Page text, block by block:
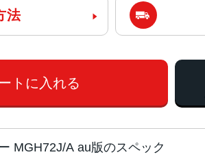
法
トに入れる
MGH72J/A au版のスペック